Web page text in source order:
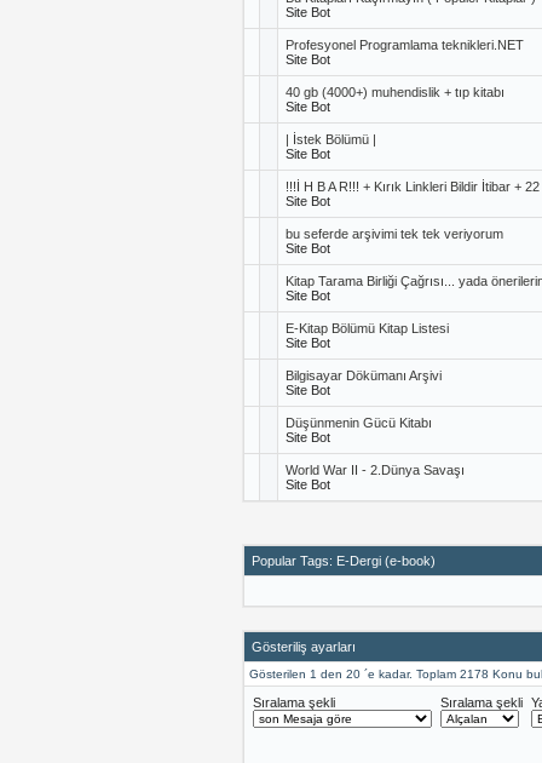
Site Bot
Profesyonel Programlama teknikleri.NET
Site Bot
40 gb (4000+) muhendislik + tıp kitabı
Site Bot
| İstek Bölümü |
Site Bot
!!!İ H B A R!!! + Kırık Linkleri Bildir İtibar +
Site Bot
bu seferde arşivimi tek tek veriyorum
Site Bot
Kitap Tarama Birliği Çağrısı... yada
Site Bot
E-Kitap Bölümü Kitap Listesi
Site Bot
Bilgisayar Dökümanı Arşivi
Site Bot
Düşünmenin Gücü Kitabı
Site Bot
World War II - 2.Dünya Savaşı
Site Bot
Popular Tags: E-Dergi (e-book)
Gösteriliş ayarları
Gösterilen 1 den 20 ´e kadar. Toplam 2178 Konu
Sıralama şekli Sıralama şekli